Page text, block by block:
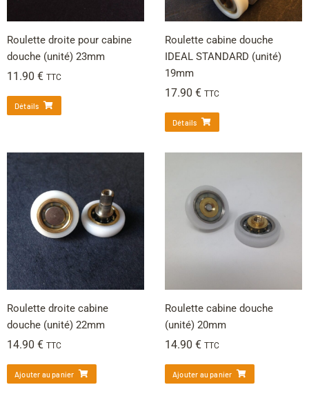
Roulette droite pour cabine
douche (unité) 23mm
11.90 € TTC
Détails
Roulette cabine douche
IDEAL STANDARD (unité)
19mm
17.90 € TTC
Détails
Roulette droite cabine
douche (unité) 22mm
14.90 € TTC
Ajouter au panier
Roulette cabine douche
(unité) 20mm
14.90 € TTC
Ajouter au panier